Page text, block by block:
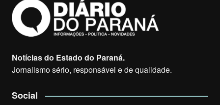
Notícias do Estado do Paraná.
Jornalismo sério, responsável e de qualidade.
Social